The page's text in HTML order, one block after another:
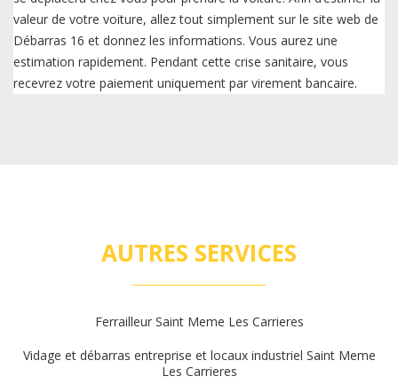
valeur de votre voiture, allez tout simplement sur le site web de
Débarras 16 et donnez les informations. Vous aurez une
estimation rapidement. Pendant cette crise sanitaire, vous
recevrez votre paiement uniquement par virement bancaire.
AUTRES SERVICES
Ferrailleur Saint Meme Les Carrieres
Vidage et débarras entreprise et locaux industriel Saint Meme
Les Carrieres